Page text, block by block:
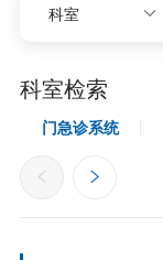
科室
科室检索
门急诊系统